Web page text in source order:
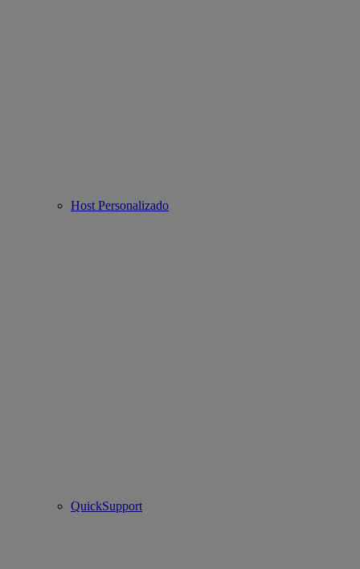
Host Personalizado
QuickSupport